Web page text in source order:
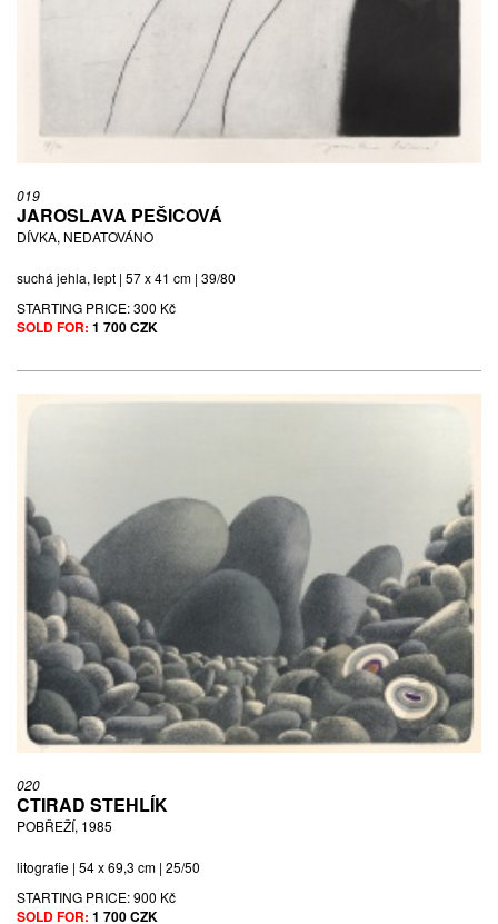
019
JAROSLAVA PEŠICOVÁ
DÍVKA, NEDATOVÁNO
suchá jehla, lept | 57 x 41 cm | 39/80
STARTING PRICE:300 Kč
SOLD FOR: 1 700 CZK
020
CTIRAD STEHLÍK
POBŘEŽÍ, 1985
litografie | 54 x 69,3 cm | 25/50
STARTING PRICE:900 Kč
SOLD FOR: 1 700 CZK